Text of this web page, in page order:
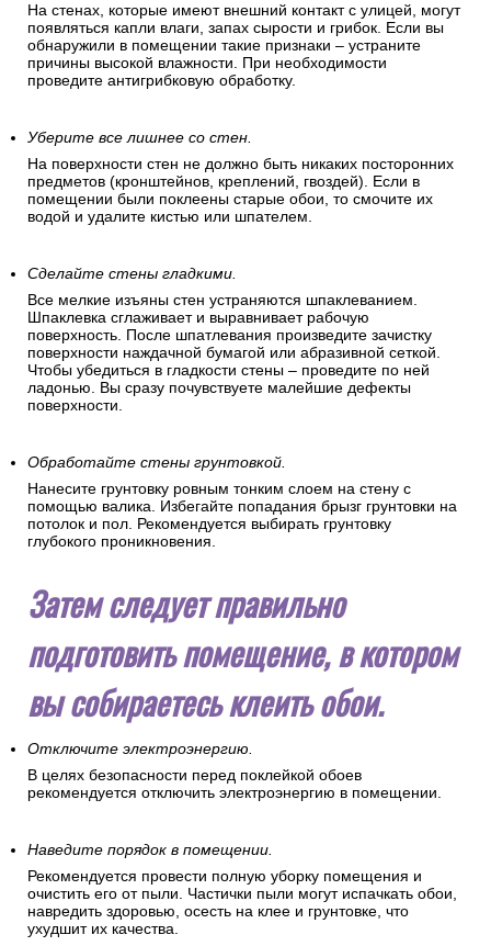
На стенах, которые имеют внешний контакт с улицей, могут
появляться капли влаги, запах сырости и грибок. Если вы
обнаружили в помещении такие признаки – устраните
причины высокой влажности. При необходимости
проведите антигрибковую обработку.
Уберите все лишнее со стен.
На поверхности стен не должно быть никаких посторонних
предметов (кронштейнов, креплений, гвоздей). Если в
помещении были поклеены старые обои, то смочите их
водой и удалите кистью или шпателем.
Сделайте стены гладкими.
Все мелкие изъяны стен устраняются шпаклеванием.
Шпаклевка сглаживает и выравнивает рабочую
поверхность. После шпатлевания произведите зачистку
поверхности наждачной бумагой или абразивной сеткой.
Чтобы убедиться в гладкости стены – проведите по ней
ладонью. Вы сразу почувствуете малейшие дефекты
поверхности.
Обработайте стены грунтовкой.
Нанесите грунтовку ровным тонким слоем на стену с
помощью валика. Избегайте попадания брызг грунтовки на
потолок и пол. Рекомендуется выбирать грунтовку
глубокого проникновения.
Затем следует правильно
подготовить помещение, в котором
вы собираетесь клеить обои.
Отключите электроэнергию.
В целях безопасности перед поклейкой обоев
рекомендуется отключить электроэнергию в помещении.
Наведите порядок в помещении.
Рекомендуется провести полную уборку помещения и
очистить его от пыли. Частички пыли могут испачкать обои,
навредить здоровью, осесть на клее и грунтовке, что
ухудшит их качества.